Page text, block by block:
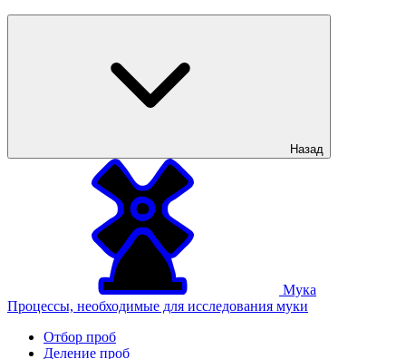
Назад
Мука
Процессы, необходимые для исследования муки
Отбор проб
Деление проб